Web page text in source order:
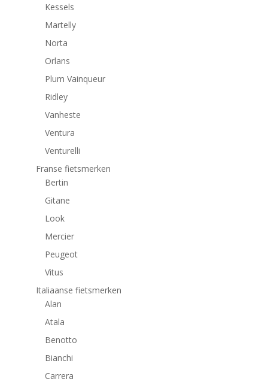
Kessels
Martelly
Norta
Orlans
Plum Vainqueur
Ridley
Vanheste
Ventura
Venturelli
Franse fietsmerken
Bertin
Gitane
Look
Mercier
Peugeot
Vitus
Italiaanse fietsmerken
Alan
Atala
Benotto
Bianchi
Carrera